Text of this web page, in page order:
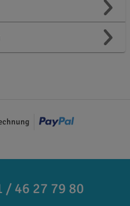
/ 46 27 79 80